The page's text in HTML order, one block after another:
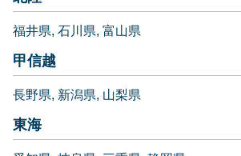
福井県 石川県 富山県
甲信越
長野県 新潟県 山梨県
東海